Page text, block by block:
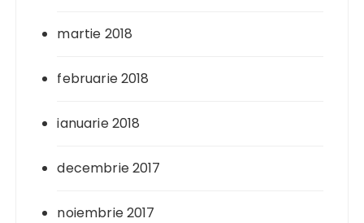
martie 2018
februarie 2018
ianuarie 2018
decembrie 2017
noiembrie 2017